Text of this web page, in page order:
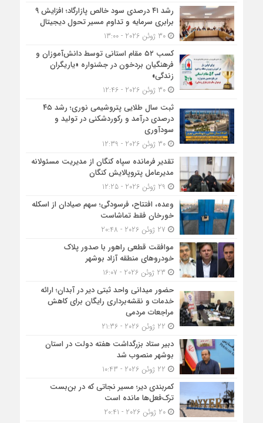
رشد ۴۱ درصدی سود خالص پازارگاد؛ افزایش ۹
برابری سرمایه و تداوم مسیر تحول دیجیتال
30 ژوئن 2026 - 13:00
کسب ۵۲ مقام استانی توسط دانش‌آموزان و
فرهنگیان بردخون در جشنواره «یاریگران
زندگی»
30 ژوئن 2026 - 12:46
ثبت سال طلایی پتروشیمی نوری؛ رشد ۴۵
درصدی درآمد و رکوردشکنی در تولید و
سودآوری
30 ژوئن 2026 - 12:39
تقدیر فرمانده سپاه کنگان از مدیریت مسئولانه
مدیرعامل پتروپالایش کنگان
وعده، افتتاح، فرسودگی؛ سهم صیادان از اسکله
خورخان فقط تماشاست
موافقت قطعی راهور با صدور پلاک
خودروهای منطقه آزاد بوشهر
حضور میدانی واحد ثبتی دیر در آبدان؛ ارائه
خدمات و نقشه‌برداری رایگان برای کاهش
مراجعات مردمی
دبیر ستاد بزرگداشت هفته دولت در استان
بوشهر منصوب شد
کمربندی دیر؛ مسیر نجاتی که در بن‌بست
ترک‌فعل‌ها مانده است
20 ژوئن 2026 - 20:41